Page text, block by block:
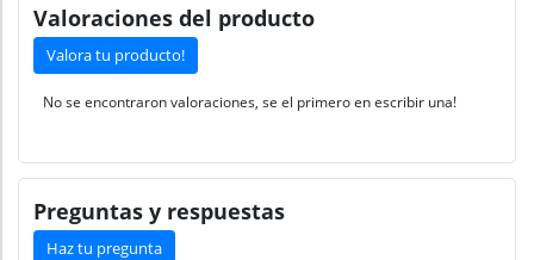
Valoraciones del producto
Valora tu producto!
No se encontraron valoraciones, se el primero en escribir una!
Preguntas y respuestas
Haz tu pregunta